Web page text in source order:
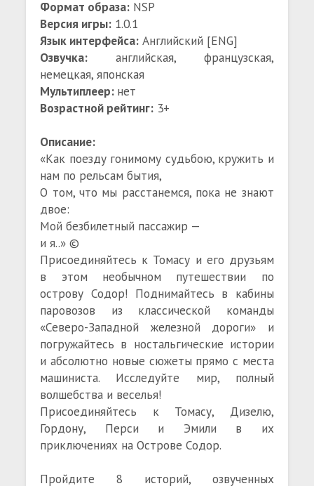
Формат образа: NSP
Версия игры: 1.0.1
Язык интерфейса: Английский [ENG]
Озвучка: английская, французская,
немецкая, японская
Мультиплеер: нет
Возрастной рейтинг: 3+
Описание:
«Как поезду гонимому судьбою, кружить и
нам по рельсам бытия,
О том, что мы расстанемся, пока не знают
двое:
Мой безбилетный пассажир —
и я..» ©
Присоединяйтесь к Томасу и его друзьям
в этом необычном путешествии по
острову Содор! Поднимайтесь в кабины
паровозов из классической команды
«Северо-Западной железной дороги» и
погружайтесь в ностальгические истории
и абсолютно новые сюжеты прямо с места
машиниста. Исследуйте мир, полный
волшебства и веселья!
Присоединяйтесь к Томасу, Дизелю,
Гордону, Перси и Эмили в их
приключениях на Острове Содор.
Пройдите 8 историй, озвученных